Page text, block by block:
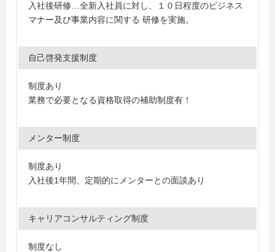
入社後研修…全新入社員に対し、１０日程度のビジネス
マナー及び事業内容に関する 研修を実施。
自己啓発支援制度
制度あり
業務で必要となる資格取得の補助制度有！
メンター制度
制度あり
入社後1年間、定期的にメンターとの面談あり
キャリアコンサルティング制度
制度なし